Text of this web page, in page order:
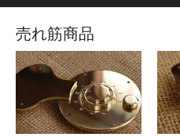
売れ筋商品